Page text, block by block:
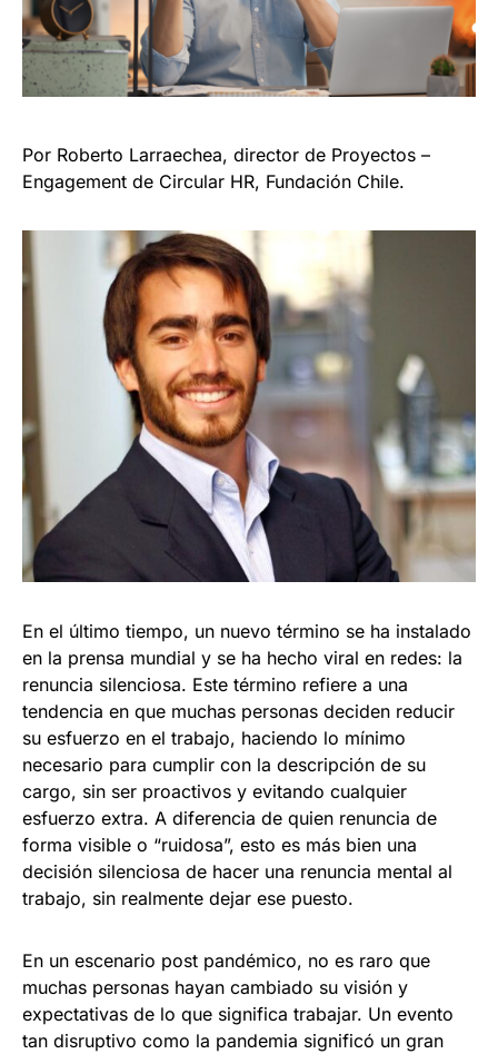
Por Roberto Larraechea, director de Proyectos –
Engagement de Circular HR, Fundación Chile.
En el último tiempo, un nuevo término se ha instalado
en la prensa mundial y se ha hecho viral en redes: la
renuncia silenciosa. Este término refiere a una
tendencia en que muchas personas deciden reducir
su esfuerzo en el trabajo, haciendo lo mínimo
necesario para cumplir con la descripción de su
cargo, sin ser proactivos y evitando cualquier
esfuerzo extra. A diferencia de quien renuncia de
forma visible o “ruidosa”, esto es más bien una
decisión silenciosa de hacer una renuncia mental al
trabajo, sin realmente dejar ese puesto.
En un escenario post pandémico, no es raro que
muchas personas hayan cambiado su visión y
expectativas de lo que significa trabajar. Un evento
tan disruptivo como la pandemia significó un gran